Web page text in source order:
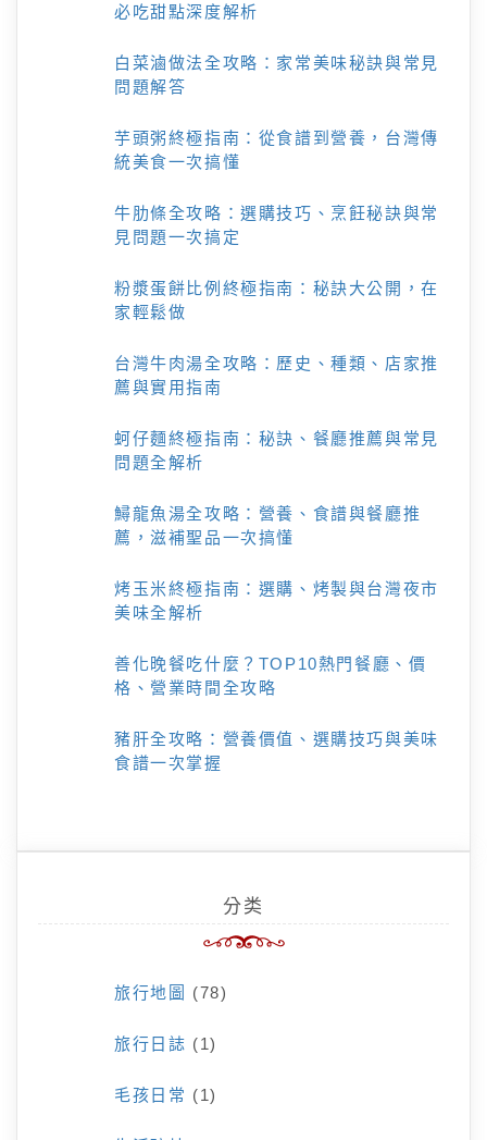
必吃甜點深度解析
白菜滷做法全攻略：家常美味秘訣與常見
問題解答
芋頭粥終極指南：從食譜到營養，台灣傳
統美食一次搞懂
牛肋條全攻略：選購技巧、烹飪秘訣與常
見問題一次搞定
粉漿蛋餅比例終極指南：秘訣大公開，在
家輕鬆做
台灣牛肉湯全攻略：歷史、種類、店家推
薦與實用指南
蚵仔麵終極指南：秘訣、餐廳推薦與常見
問題全解析
鱘龍魚湯全攻略：營養、食譜與餐廳推
薦，滋補聖品一次搞懂
烤玉米終極指南：選購、烤製與台灣夜市
美味全解析
善化晚餐吃什麼？TOP10熱門餐廳、價
格、營業時間全攻略
豬肝全攻略：營養價值、選購技巧與美味
食譜一次掌握
分类
旅行地圖 (78)
旅行日誌 (1)
毛孩日常 (1)